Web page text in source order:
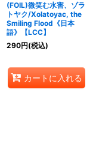
(FOIL)微笑む水害、ゾラ
トヤク/Xolatoyac, the
Smiling Flood《日本
語》【LCC】
290円(税込)
カートに入れる